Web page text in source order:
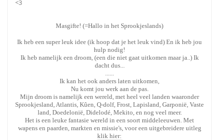
<3
Masgifte! (=Hallo in het Sprookjeslands)
Ik heb een super leuk idee (ik hoop dat je het leuk vind) En ik heb jou
hulp nodig!
Ik heb namelijk een droom, (een die niet gaat uitkomen maar ja..) Ik
dacht dus...
......
Ik kan het ook anders laten uitkomen,
Nu komt jou werk aan de pas.
Mijn droom is namelijk een wereld, met heel veel landen waaronder
Sprookjesland, Atlantis, Kûen, Q-dolf, Frost, Lapisland, Garponië, Vaste
land, Doedelonië, Didelodé, Mekito, en nog veel meer.
Het is een leuke fantasie wereld in een soort middeleeuwen. Met
wapens en paarden, markten en missie's, voor een uitgebreidere uitleg
klik hier: